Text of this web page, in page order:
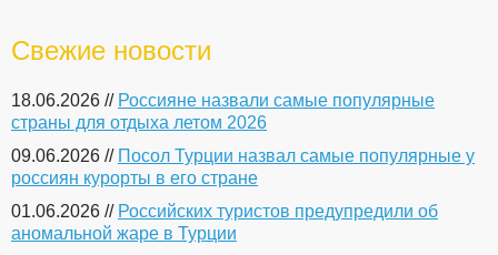
Свежие новости
18.06.2026 // Россияне назвали самые популярные
страны для отдыха летом 2026
09.06.2026 // Посол Турции назвал самые популярные у
россиян курорты в его стране
01.06.2026 // Российских туристов предупредили об
аномальной жаре в Турции